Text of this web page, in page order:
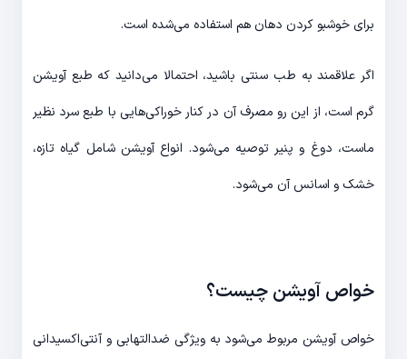
برای خوشبو کردن دهان هم استفاده می‌شده است.
اگر علاقمند به طب سنتی باشید، احتمالا می‌دانید که طبع آویشن
گرم است، از این رو مصرف آن در کنار خوراکی‌هایی با طبع سرد نظیر
ماست، دوغ و پنیر توصیه می‌شود. انواع آویشن شامل گیاه تازه،
خشک و اسانس آن می‌شود.
خواص آویشن چیست؟
خواص آویشن مربوط می‌شود به ویژگی ضدالتهابی و آنتی‌اکسیدانی